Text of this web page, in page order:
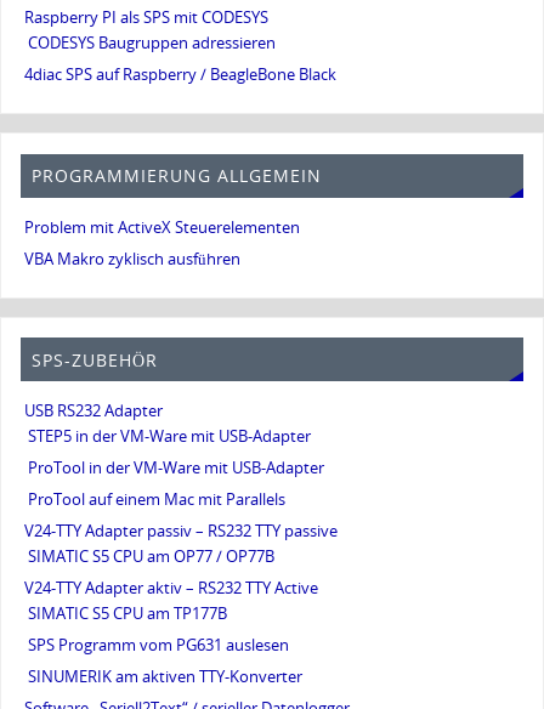
Raspberry PI als SPS mit CODESYS
CODESYS Baugruppen adressieren
4diac SPS auf Raspberry / BeagleBone Black
PROGRAMMIERUNG ALLGEMEIN
Problem mit ActiveX Steuerelementen
VBA Makro zyklisch ausführen
SPS-ZUBEHÖR
USB RS232 Adapter
STEP5 in der VM-Ware mit USB-Adapter
ProTool in der VM-Ware mit USB-Adapter
ProTool auf einem Mac mit Parallels
V24-TTY Adapter passiv – RS232 TTY passive
SIMATIC S5 CPU am OP77 / OP77B
V24-TTY Adapter aktiv – RS232 TTY Active
SIMATIC S5 CPU am TP177B
SPS Programm vom PG631 auslesen
SINUMERIK am aktiven TTY-Konverter